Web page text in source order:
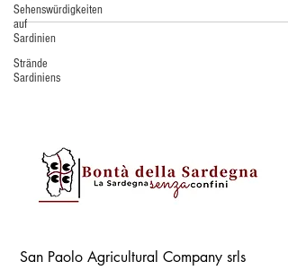
Sehenswürdigkeiten
auf
Sardinien
Strände
Sardiniens
San Paolo Agricultural Company srls